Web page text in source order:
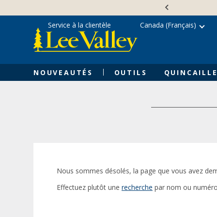
content
NOUVEAUTÉS OUTILS
Service à la clientèle Canada (Français)
Nous sommes désolés, la page que vous avez
Effectuez plutôt une recherche par nom ou